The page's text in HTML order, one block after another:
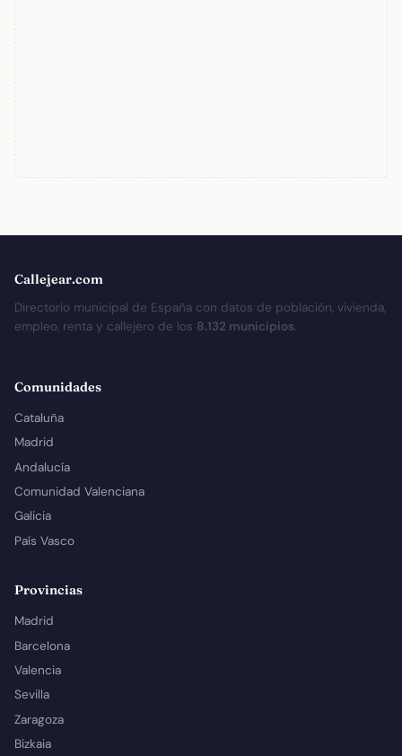
Callejear.com
Directorio municipal de España con datos de población, vivienda,
empleo, renta y callejero de los 8.132 municipios.
Comunidades
Cataluña
Madrid
Andalucía
Comunidad Valenciana
Galicia
País Vasco
Provincias
Madrid
Barcelona
Valencia
Sevilla
Zaragoza
Bizkaia